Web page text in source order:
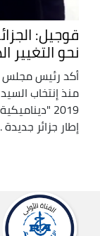
قوجيل:
نحو التغيير
أكد رئيس مجلس
منذ إنتخاب
2019
إطار جزائر جديدة ...